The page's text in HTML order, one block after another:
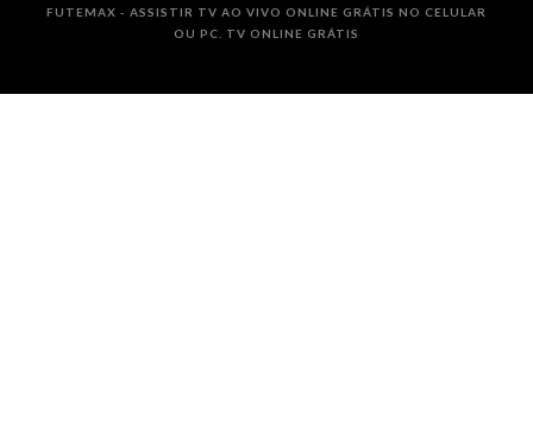
FUTEMAX - ASSISTIR TV AO VIVO ONLINE GRÁTIS NO CELULAR
OU PC. TV ONLINE GRÁTIS